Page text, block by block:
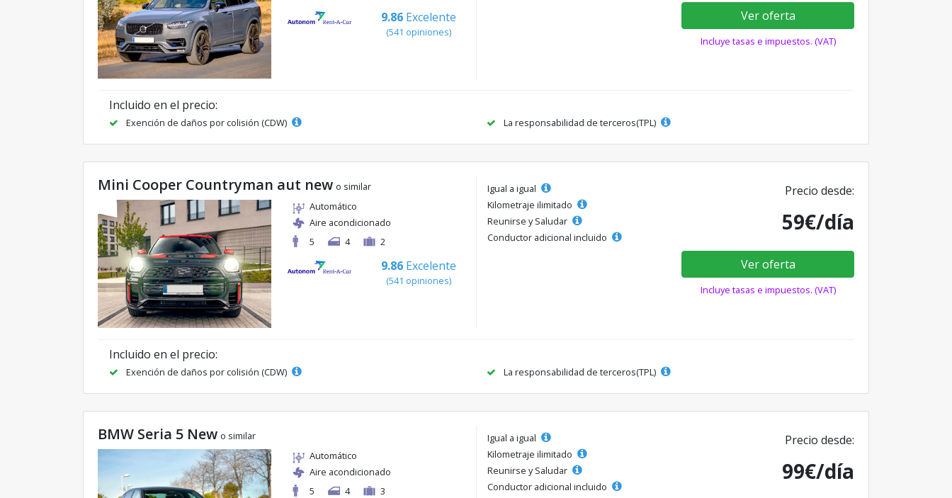
9.86 Excelente
(541 opiniones)
Ver oferta
Incluye tasas e impuestos. (VAT)
Incluido en el precio:
Exención de daños por colisión (CDW) La responsabilidad de terceros(TPL)
Mini Cooper Countryman aut new o similar
Automático
Aire acondicionado
5
4 2
9.86 Excelente
(541 opiniones)
Igual a igual
Kilometraje ilimitado
Reunirse y Saludar
Conductor adicional incluido
Precio desde:
59€/día
Ver oferta
Incluye tasas e impuestos. (VAT)
Incluido en el precio:
Exención de daños por colisión (CDW) La responsabilidad de terceros(TPL)
BMW Seria 5 New o similar
Automático
Aire acondicionado
5
4 3
Igual a igual
Kilometraje ilimitado
Reunirse y Saludar
Conductor adicional incluido
Precio desde:
99€/día